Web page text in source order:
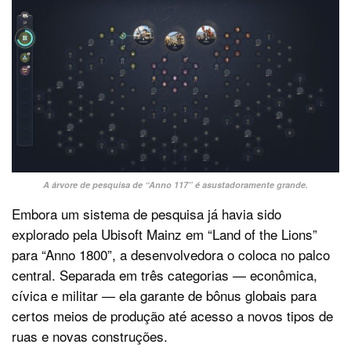
A árvore de pesquisa de “Anno 117” é asustadoramente grande.
Embora um sistema de pesquisa já havia sido
explorado pela Ubisoft Mainz em “Land of the Lions”
para “Anno 1800”, a desenvolvedora o coloca no palco
central. Separada em três categorias — econômica,
cívica e militar — ela garante de bônus globais para
certos meios de produção até acesso a novos tipos de
ruas e novas construções.